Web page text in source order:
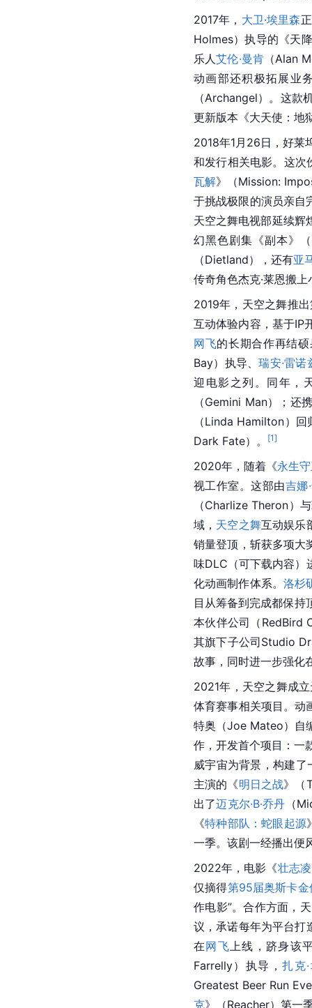
2017年， 大卫·埃里森
Holmes）执导的《天
乐人艾伦·曼肯 （Alan
动画部还积极拓展业
（Archangel）。这款
更新版本《大天使：地
2018年1月26日，好莱
和发行相关电影。这次
瓦解》（Mission:
于挑战极限的演员亲自
天空之舞电视部延续辉
幻黑色剧集《副本》
（Dietland），还有亚
传奇角色杰克·莱恩搬上
2019年，天空之舞推
互动体验内容，基于IP
网飞的长期合作再结
Bay）执导、瑞安·雷诺
迎电影之列。同年，
（Gemini Man）；还
（Linda Hamilton）
Dark Fate）。
[1]
2020年，随着《永生
视工作室。这部由吉娜
（Charlize Theron）与
域， 天空之舞互动娱乐
销量登顶，斩获多项大
味DLC（可下载内容）
化动画制作体系。 洛杉
目从筹备到完成都保持
本伙伴公司（RedBird
其旗下子公司Studio
故事，同时进一步强化
2021年，天空之舞成
体育赛事相关项目。动
特奥（Joe Mateo）自
作，开发首个项目：一
威宇宙为背景，构建
主演的《明日之战》（
出了迈克尔·B·乔丹 （
《特种部队：蛇眼起源
一季。该剧一经播出便
2022年，电影《壮志
仅摘得第95届奥斯卡金
作电影”。合作方面，
议，承诺每年为平台打
在网飞 上线，跻身该
Farrelly）执导，扎克
Greatest Beer Run
克》（Reacher）第一